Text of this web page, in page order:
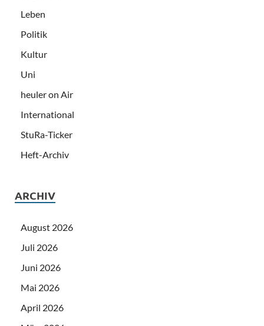
Leben
Politik
Kultur
Uni
heuler on Air
International
StuRa-Ticker
Heft-Archiv
ARCHIV
August 2026
Juli 2026
Juni 2026
Mai 2026
April 2026